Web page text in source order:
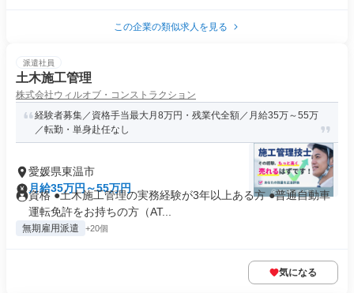
この企業の類似求人を見る
派遣社員
土木施工管理
株式会社ウィルオブ・コンストラクション
経験者募集／資格手当最大月8万円・残業代全額／月給35万～55万
／転勤・単身赴任なし
愛媛県東温市
月給35万円～55万円
資格 ●土木施工管理の実務経験が3年以上ある方 ●普通自動車
運転免許をお持ちの方（AT...
無期雇用派遣 +20個
気になる